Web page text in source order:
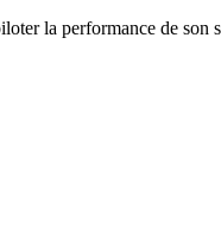
la performance de son